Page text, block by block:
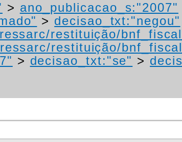
> ano_publicacao_s:"2007"
> decisao_txt:"negou"
restituição/
restituição/
> decisao_txt:"se" >